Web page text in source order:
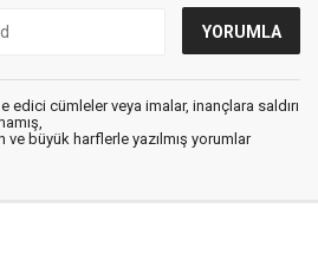
edici cümleler veya imalar, inançlara saldırı
ve büyük harflerle yazılmış yorumlar